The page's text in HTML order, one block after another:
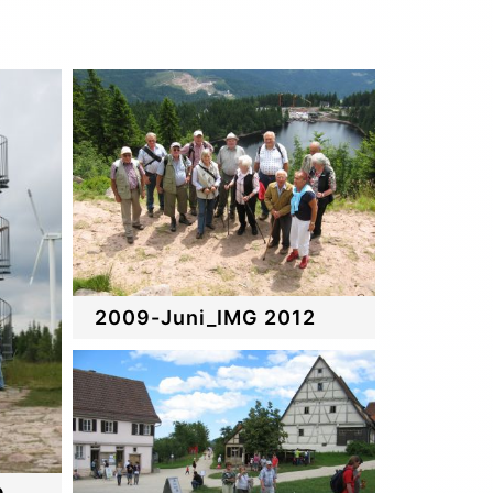
2009-Juni_IMG 2012